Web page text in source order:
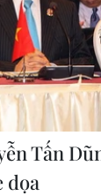
Tấn
dọa